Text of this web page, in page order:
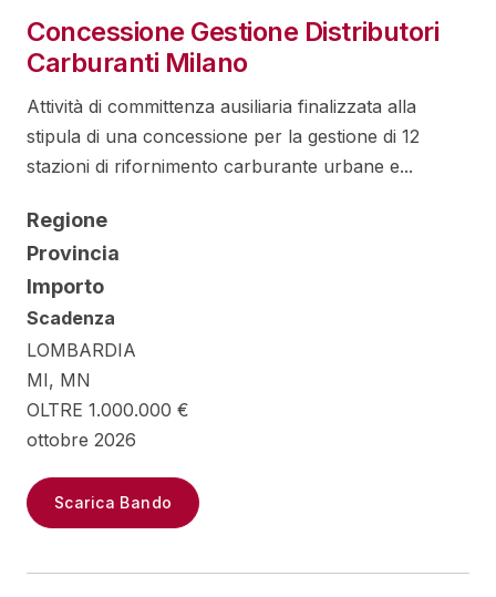
Concessione Gestione Distributori
Carburanti Milano
Attività di committenza ausiliaria finalizzata alla
stipula di una concessione per la gestione di 12
stazioni di rifornimento carburante urbane e...
Regione
Provincia
Importo
Scadenza
LOMBARDIA
MI, MN
OLTRE 1.000.000 €
ottobre 2026
Scarica Bando